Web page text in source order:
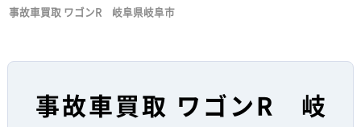
事故車買取 ワゴンR 岐阜県岐阜市
事故車買取 ワゴンR 岐